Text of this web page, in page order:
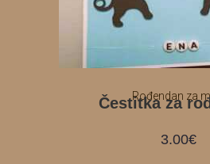
Rođendan za
Čestitka za
3.00€